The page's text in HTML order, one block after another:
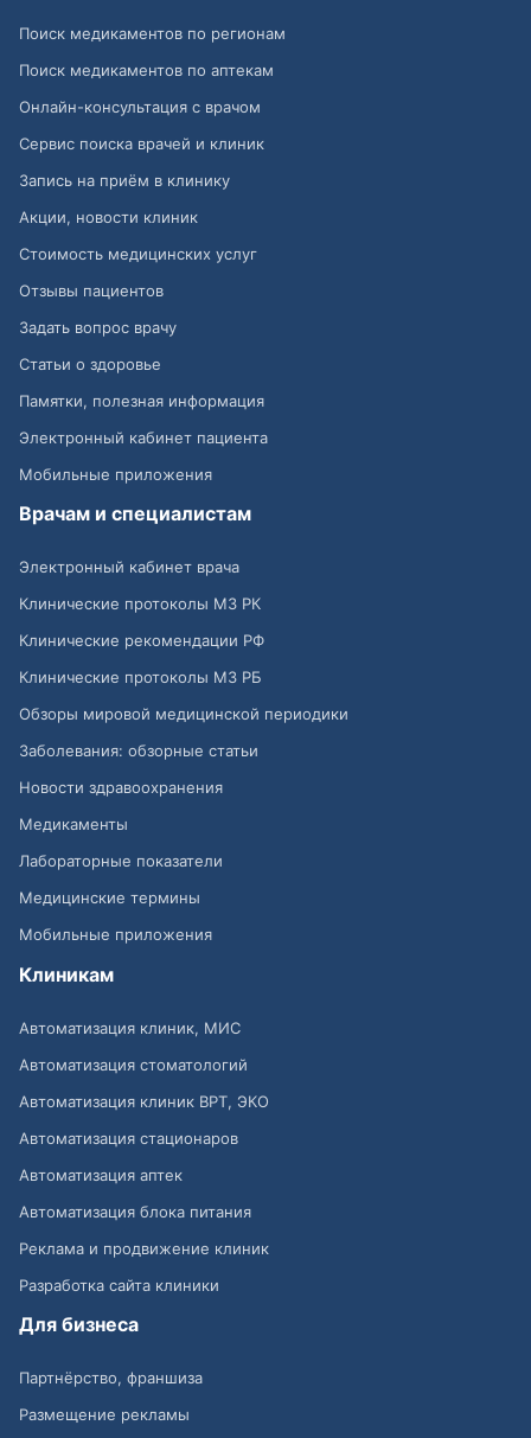
Поиск медикаментов по регионам
Поиск медикаментов по аптекам
Онлайн-консультация с врачом
Сервис поиска врачей и клиник
Запись на приём в клинику
Акции, новости клиник
Стоимость медицинских услуг
Отзывы пациентов
Задать вопрос врачу
Статьи о здоровье
Памятки, полезная информация
Электронный кабинет пациента
Мобильные приложения
Врачам и специалистам
Электронный кабинет врача
Клинические протоколы МЗ РК
Клинические рекомендации РФ
Клинические протоколы МЗ РБ
Обзоры мировой медицинской периодики
Заболевания: обзорные статьи
Новости здравоохранения
Медикаменты
Лабораторные показатели
Медицинские термины
Мобильные приложения
Клиникам
Автоматизация клиник, МИС
Автоматизация стоматологий
Автоматизация клиник ВРТ, ЭКО
Автоматизация стационаров
Автоматизация аптек
Автоматизация блока питания
Реклама и продвижение клиник
Разработка сайта клиники
Для бизнеса
Партнёрство, франшиза
Размещение рекламы